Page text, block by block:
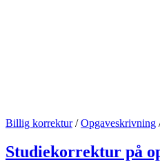
Billig korrektur/Opgaveskrivning
Studiekorrektur på